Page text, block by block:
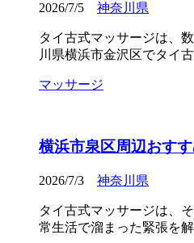
2026/7/5 神奈川県
タイ古式マッサージは、
川県横浜市金沢区でタイ
マッサージ
横浜市泉区周辺おす
2026/7/3 神奈川県
タイ古式マッサージは、
常生活で溜まった緊張を